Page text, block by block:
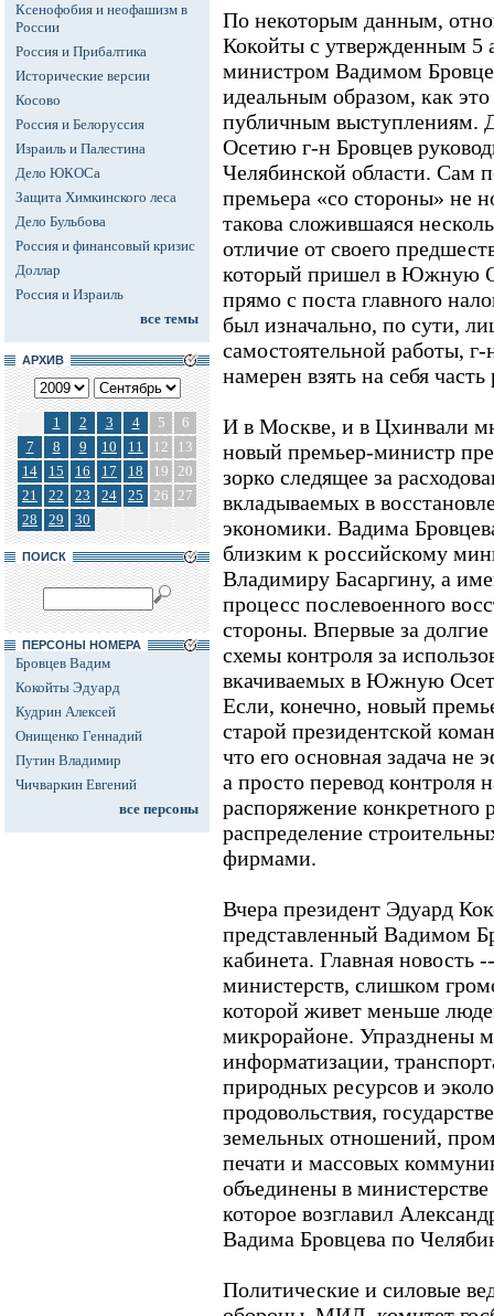
Ксенофобия и неофашизм в
России
Россия и Прибалтика
Исторические версии
Косово
Россия и Белоруссия
Израиль и Палестина
Дело ЮКОСа
Защита Химкинского леса
Дело Бульбова
Россия и финансовый кризис
Доллар
Россия и Израиль
все темы
АРХИВ
1 2 3 4 5
6
7
8 9 10 11 12
13
14
15 16 17 18 19 20
21
22 23 24 25 26 27
28
29 30
ПОИСК
ПЕРСОНЫ НОМЕРА
Бровцев Вадим
Кокойты Эдуард
Кудрин Алексей
Онищенко Геннадий
Путин Владимир
Чичваркин Евгений
все персоны
По некоторым данным,
Кокойты с утвержденным 5
министром Вадимом
идеальным образом, как
публичным
Осетию г-н Бровцев
Челябинской области. Сам
премьера «со стороны» не
такова сложившаяся
отличие от своего
который пришел в Южную
прямо с поста главного
был изначально, по сути,
самостоятельной работы,
намерен взять на себя
И в Москве, и в Цхинвали
новый премьер-министр
зорко следящее за
вкладываемых в
экономики. Вадима
близким к российскому
Владимиру Басаргину, а
процесс послевоенного
стороны. Впервые за
схемы контроля за
вкачиваемых в Южную
Если, конечно, новый
старой президентской
что его основная задача не
а просто перевод
распоряжение конкретного
распределение
фирмами.
Вчера президент Эдуард
представленный Вадимом
кабинета. Главная новость
министерств, слишком
которой живет меньше
микрорайоне. Упразднены
информатизации,
природных ресурсов и
продовольствия,
земельных отношений,
печати и массовых
объединены в
которое возглавил
Вадима Бровцева по
Политические и силовые